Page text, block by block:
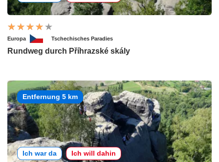
Europa Tschechisches Paradies
Rundweg durch Příhrazské skály
Entfernung 5 km
Ich war da Ich will dahin